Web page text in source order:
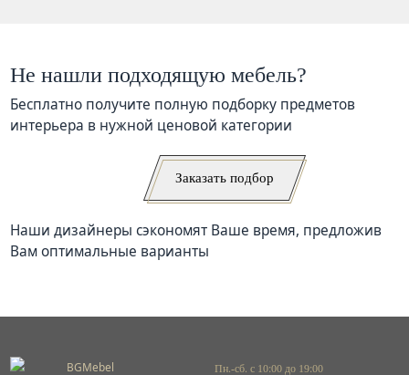
Не нашли подходящую мебель?
Бесплатно получите полную подборку предметов
интерьера в нужной ценовой категории
Заказать подбор
Наши дизайнеры сэкономят Ваше время, предложив
Вам оптимальные варианты
Пн.-сб. с 10:00 до 19:00